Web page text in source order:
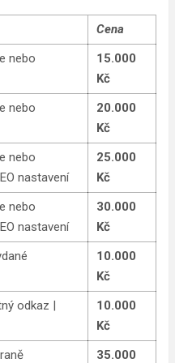
Cena
nebo
15.000
Kč
nebo
20.000
Kč
nebo
nastavení
25.000
Kč
nebo
nastavení
30.000
Kč
10.000
Kč
odkaz |
10.000
Kč
35.000